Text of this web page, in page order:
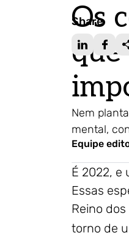
Share
Os
que
Nem
mental,
Equipe
É 2022, e
Essas
Reino
torno de